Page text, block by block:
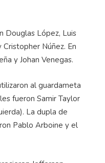
Douglas López, Luis
Núñez. En
y Johan Venegas.
al guardameta
fueron Samir Taylor
La dupla de
Pablo Arboine y el